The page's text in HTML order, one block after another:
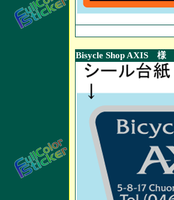
Bisycle Shop AXIS 様